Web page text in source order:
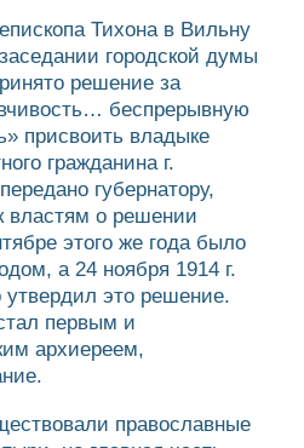
Тихона в Вильну
городской думы
решение за
беспрерывную
присвоить владыке
гражданина г.
губернатору,
властям о решении
этого же года было
а 24 ноября 1914 г.
утвердил это решение.
первым и
архиереем,
православные